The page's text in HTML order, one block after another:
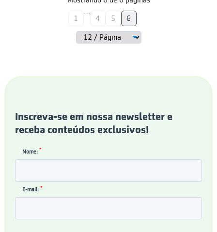
1
…
4 5 6
Inscreva-se em nossa newsletter e
receba conteúdos exclusivos!
Nome: *
E-mail: *